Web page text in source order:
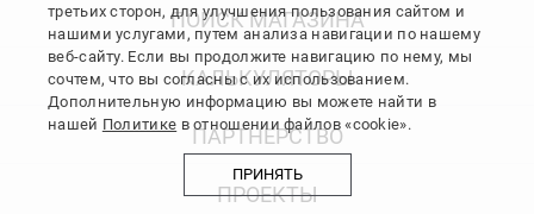
ПОИСК МАГАЗИНА
КАЛЬКУЛЯТОРЫ
ПАРТНЕРСТВО
ПРОЕКТЫ
третьих сторон, для улучшения пользования сайтом и
нашими услугами, путем анализа навигации по нашему
веб-сайту. Если вы продолжите навигацию по нему, мы
сочтем, что вы согласны с их использованием.
Дополнительную информацию вы можете найти в
нашей Политике в отношении файлов «cookie».
ПРИНЯТЬ